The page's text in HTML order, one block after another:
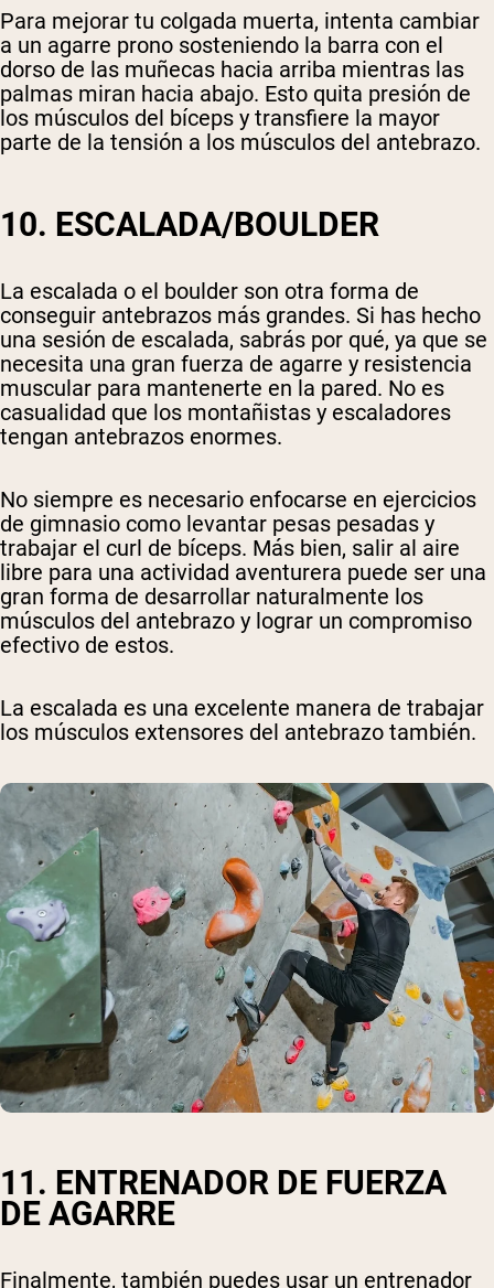
Para mejorar tu colgada muerta, intenta cambiar
a un agarre prono sosteniendo la barra con el
dorso de las muñecas hacia arriba mientras las
palmas miran hacia abajo. Esto quita presión de
los músculos del bíceps y transfiere la mayor
parte de la tensión a los músculos del antebrazo.
10. ESCALADA/BOULDER
La escalada o el boulder son otra forma de
conseguir antebrazos más grandes. Si has hecho
una sesión de escalada, sabrás por qué, ya que se
necesita una gran fuerza de agarre y resistencia
muscular para mantenerte en la pared. No es
casualidad que los montañistas y escaladores
tengan antebrazos enormes.
No siempre es necesario enfocarse en ejercicios
de gimnasio como levantar pesas pesadas y
trabajar el curl de bíceps. Más bien, salir al aire
libre para una actividad aventurera puede ser una
gran forma de desarrollar naturalmente los
músculos del antebrazo y lograr un compromiso
efectivo de estos.
La escalada es una excelente manera de trabajar
los músculos extensores del antebrazo también.
11. ENTRENADOR DE FUERZA
DE AGARRE
Finalmente, también puedes usar un entrenador